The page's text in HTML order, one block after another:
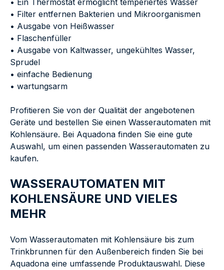
• Ein Thermostat ermöglicht temperiertes Wasser
• Filter entfernen Bakterien und Mikroorganismen
• Ausgabe von Heißwasser
• Flaschenfüller
• Ausgabe von Kaltwasser, ungekühltes Wasser,
Sprudel
• einfache Bedienung
• wartungsarm
Profitieren Sie von der Qualität der angebotenen
Geräte und bestellen Sie einen Wasserautomaten mit
Kohlensäure. Bei Aquadona finden Sie eine gute
Auswahl, um einen passenden Wasserautomaten zu
kaufen.
WASSERAUTOMATEN MIT
KOHLENSÄURE UND VIELES
MEHR
Vom Wasserautomaten mit Kohlensäure bis zum
Trinkbrunnen für den Außenbereich finden Sie bei
Aquadona eine umfassende Produktauswahl. Diese